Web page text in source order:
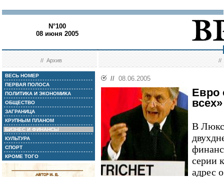
N°100
08 июня 2005
//Архив //
ВЕСЬ НОМЕР
ПЕРВАЯ ПОЛОСА
ПОЛИТИКА И ЭКОНОМИКА
ОБЩЕСТВО
ЗАГРАНИЦА
КРУПНЫМ ПЛАНОМ
БИЗНЕС И ФИНАНСЫ
КУЛЬТУРА
СПОРТ
КРОМЕ ТОГО
// 08.06.2005
Евро
всех»
В
серии
адрес